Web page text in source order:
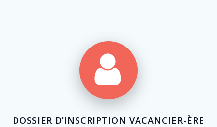
DOSSIER D’INSCRIPTION VACANCIER-ÈRE